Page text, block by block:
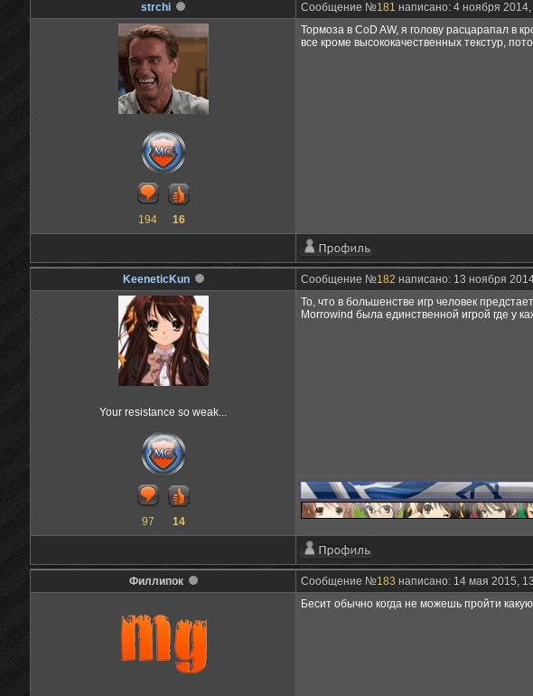
strchi Сообщение №181 написано: 4 ноября 2014,
194 16
Тормоза в CoD AW, я голову расцарапал в
все кроме высококачественных текстур,
KeeneticKun Сообщение №182 написано: 13 ноября
Your resistance so weak...
97 14
То, что в большенстве игр человек
Morrowind была единственной игрой где у
Филлипок Сообщение №183 написано: 14 мая 2015,
Бесит обычно когда не можешь пройти